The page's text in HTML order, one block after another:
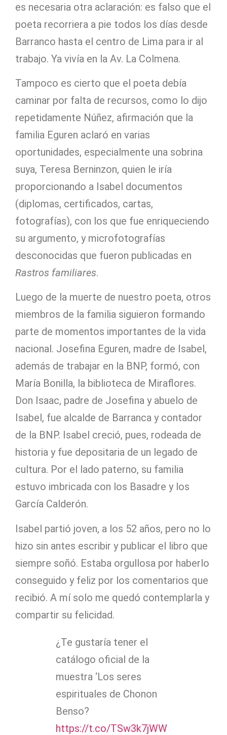
es necesaria otra aclaración: es falso que el
poeta recorriera a pie todos los días desde
Barranco hasta el centro de Lima para ir al
trabajo. Ya vivía en la Av. La Colmena.
Tampoco es cierto que el poeta debía
caminar por falta de recursos, como lo dijo
repetidamente Núñez, afirmación que la
familia Eguren aclaró en varias
oportunidades, especialmente una sobrina
suya, Teresa Berninzon, quien le iría
proporcionando a Isabel documentos
(diplomas, certificados, cartas,
fotografías), con los que fue enriqueciendo
su argumento, y microfotografías
desconocidas que fueron publicadas en
Rastros familiares.
Luego de la muerte de nuestro poeta, otros
miembros de la familia siguieron formando
parte de momentos importantes de la vida
nacional. Josefina Eguren, madre de Isabel,
además de trabajar en la BNP, formó, con
María Bonilla, la biblioteca de Miraflores.
Don Isaac, padre de Josefina y abuelo de
Isabel, fue alcalde de Barranca y contador
de la BNP. Isabel creció, pues, rodeada de
historia y fue depositaria de un legado de
cultura. Por el lado paterno, su familia
estuvo imbricada con los Basadre y los
García Calderón.
Isabel partió joven, a los 52 años, pero no lo
hizo sin antes escribir y publicar el libro que
siempre soñó. Estaba orgullosa por haberlo
conseguido y feliz por los comentarios que
recibió. A mí solo me quedó contemplarla y
compartir su felicidad.
¿Te gustaría tener el
catálogo oficial de la
muestra ‘Los seres
espirituales de Chonon
Benso?
https://t.co/TSw3k7jWW